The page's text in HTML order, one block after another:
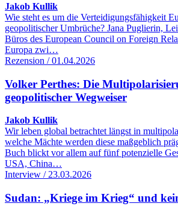
Jakob Kullik
Wie steht es um die Verteidigungsfähigkeit
geopolitischer Umbrüche? Jana Puglierin,
Büros des European Council on Foreign
Europa zwi…
Rezension / 01.04.2026
Volker Perthes: Die
geopolitischer Wegweiser
Jakob Kullik
Wir leben global betrachtet längst in
welche Mächte werden diese maßgeblich
Buch blickt vor allem auf fünf potenzielle
USA, China…
Interview / 23.03.2026
Sudan: „Kriege im Krieg“ und